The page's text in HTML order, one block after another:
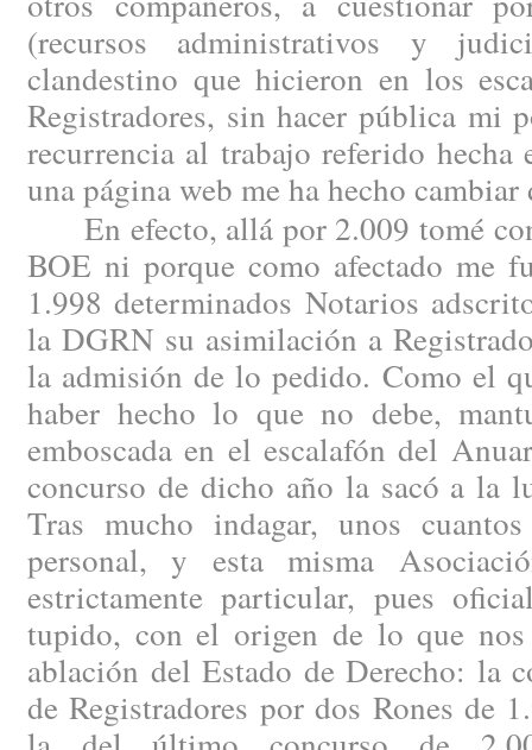
(recursos administrativos y
clandestino que hicieron en los
Registradores, sin hacer pública mi
recurrencia al trabajo referido hecha
una página web me ha hecho
En efecto, allá por 2.009 tomé
BOE ni porque como afectado me
1.998 determinados Notarios
la DGRN su asimilación a
la admisión de lo pedido. Como el
haber hecho lo que no debe,
emboscada en el escalafón del
concurso de dicho año la sacó a la
Tras mucho indagar, unos
personal, y esta misma
estrictamente particular, pues
tupido, con el origen de lo que nos
ablación del Estado de Derecho: la
de Registradores por dos Rones de